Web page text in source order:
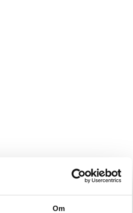
Om